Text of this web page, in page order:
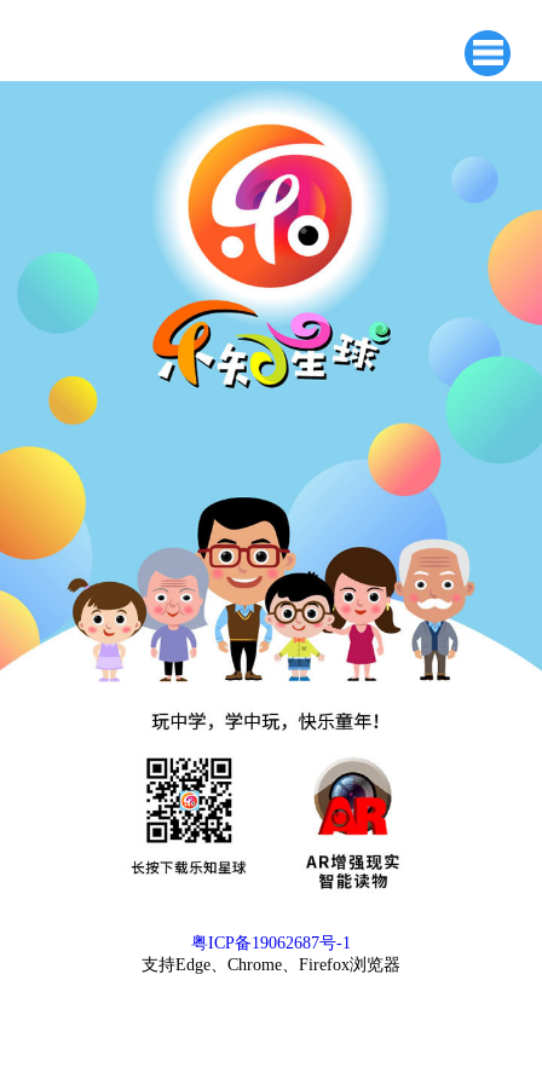
粤ICP备19062687号-1
支持Edge、Chrome、Firefox浏览器